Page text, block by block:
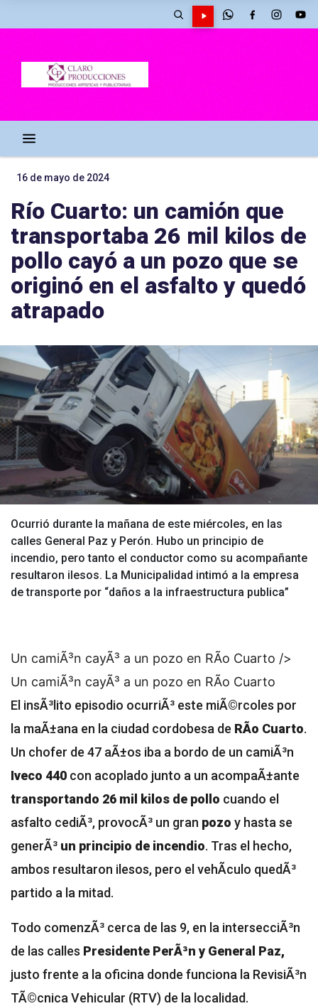
16 de mayo de 2024
Río Cuarto: un camión que
transportaba 26 mil kilos de
pollo cayó a un pozo que se
originó en el asfalto y quedó
atrapado
Ocurrió durante la mañana de este miércoles, en las
calles General Paz y Perón. Hubo un principio de
incendio, pero tanto el conductor como su acompañante
resultaron ilesos. La Municipalidad intimó a la empresa
de transporte por “daños a la infraestructura publica”
Un camiÃ³n cayÃ³ a un pozo en RÃ­o Cuarto />
Un camiÃ³n cayÃ³ a un pozo en RÃ­o Cuarto
El insÃ³lito episodio ocurriÃ³ este miÃ©rcoles por
la maÃ±ana en la ciudad cordobesa de RÃ­o Cuarto.
Un chofer de 47 aÃ±os iba a bordo de un camiÃ³n
Iveco 440 con acoplado junto a un acompaÃ±ante
transportando 26 mil kilos de pollo cuando el
asfalto cediÃ³, provocÃ³ un gran pozo y hasta se
generÃ³ un principio de incendio. Tras el hecho,
ambos resultaron ilesos, pero el vehÃ­culo quedÃ³
partido a la mitad.
Todo comenzÃ³ cerca de las 9, en la intersecciÃ³n
de las calles Presidente PerÃ³n y General Paz,
justo frente a la oficina donde funciona la RevisiÃ³n
TÃ©cnica Vehicular (RTV) de la localidad.